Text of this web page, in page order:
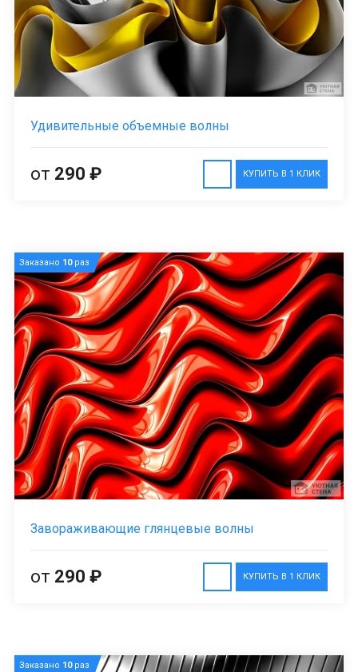
Удивительные объемные волны
КУПИТЬ В 1 КЛИК
от 290 ₽
Заказано 10раз
Завораживающие глянцевые волны
КУПИТЬ В 1 КЛИК
от 290 ₽
Заказано 10раз